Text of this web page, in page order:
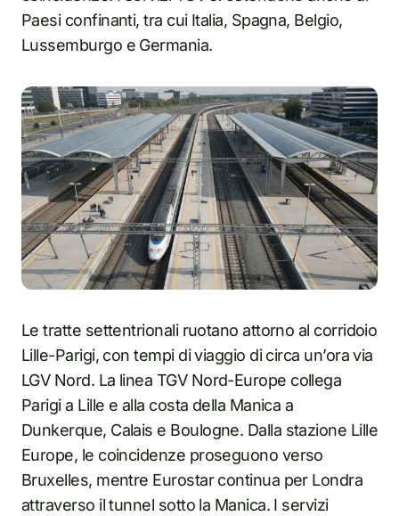
Paesi confinanti, tra cui Italia, Spagna, Belgio,
Lussemburgo e Germania.
Le tratte settentrionali ruotano attorno al corridoio
Lille-Parigi, con tempi di viaggio di circa un’ora via
LGV Nord. La linea TGV Nord-Europe collega
Parigi a Lille e alla costa della Manica a
Dunkerque, Calais e Boulogne. Dalla stazione Lille
Europe, le coincidenze proseguono verso
Bruxelles, mentre Eurostar continua per Londra
attraverso il tunnel sotto la Manica. I servizi